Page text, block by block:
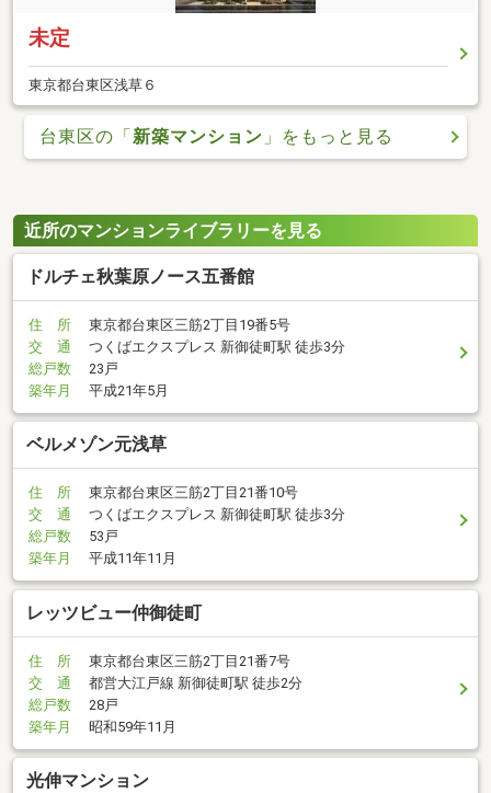
未定
東京都台東区浅草６
台東区の「新築マンション 」をもっと見る
近所のマンションライブラリーを見る
ドルチェ秋葉原ノース五番館
住 所
東京都台東区三筋2丁目19番5号
交 通
つくばエクスプレス 新御徒町駅 徒歩3分
総戸数
23戸
築年月
平成21年5月
ベルメゾン元浅草
住 所
東京都台東区三筋2丁目21番10号
交 通
つくばエクスプレス 新御徒町駅 徒歩3分
総戸数
53戸
築年月
平成11年11月
レッツビュー仲御徒町
住 所
東京都台東区三筋2丁目21番7号
交 通
都営大江戸線 新御徒町駅 徒歩2分
総戸数
28戸
築年月
昭和59年11月
光伸マンション